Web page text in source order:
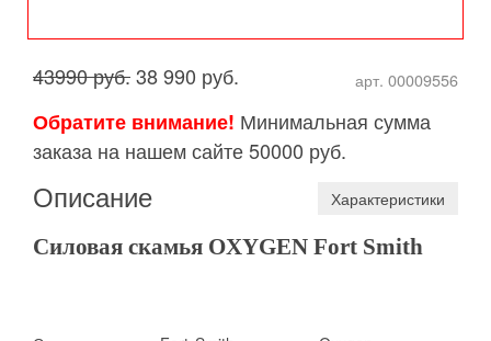
арт. 00009556
43990 руб.38 990 руб.
Обратите внимание! Минимальная сумма
заказа на нашем сайте 50000 руб.
Описание Характеристики
Силовая скамья OXYGEN Fort Smith